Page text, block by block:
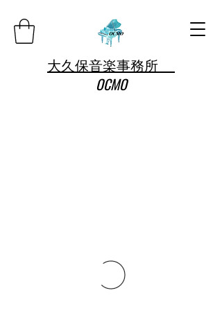
大久保音楽事務所
OCMO